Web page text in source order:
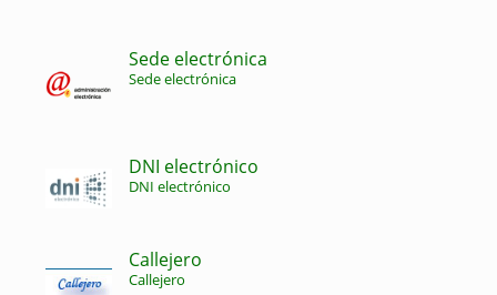
Sede electrónica
Sede electrónica
DNI electrónico
DNI electrónico
Callejero
Callejero